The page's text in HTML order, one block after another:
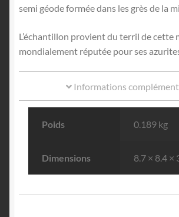
semi géode formée dans les grès de la
L’échantillon provient du terril de cette
mondialement réputée pour ses
Informations
Poids 0.189 kg
Dimensions 8.7 × 8.4 ×